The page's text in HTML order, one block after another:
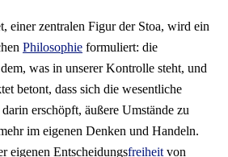
einer zentralen Figur der Stoa, wird ein
Philosophie formuliert: die
was in unserer Kontrolle steht, und
betont, dass sich die wesentliche
erschöpft, äußere Umstände zu
im eigenen Denken und Handeln.
eigenen Entscheidungsfreiheit von